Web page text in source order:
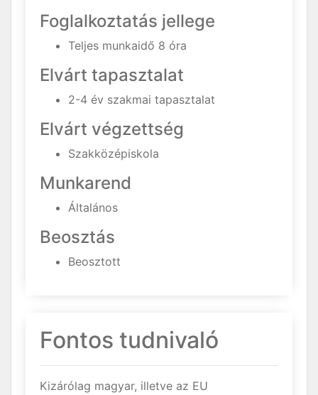
Foglalkoztatás jellege
Teljes munkaidő 8 óra
Elvárt tapasztalat
2-4 év szakmai tapasztalat
Elvárt végzettség
Szakközépiskola
Munkarend
Általános
Beosztás
Beosztott
Fontos tudnivaló
Kizárólag magyar, illetve az EU